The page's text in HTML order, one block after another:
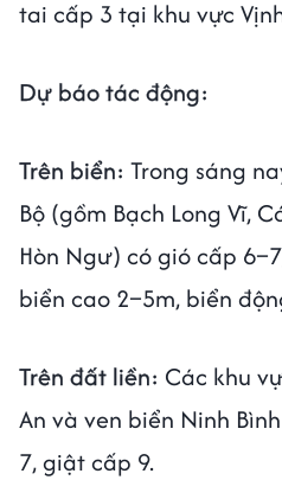
tai cấp 3 tại khu vực
Dự báo tác động:
Trên biển: Trong sáng
Bộ (gồm Bạch Long Vĩ,
Hòn Ngư) có gió cấp
biển cao 2–5m, biển
Trên đất liền: Các khu
An và ven biển Ninh
7, giật cấp 9.